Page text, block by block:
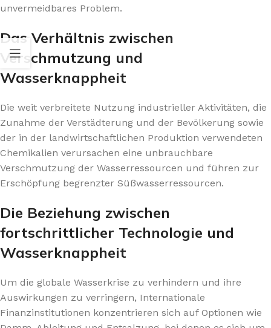
unvermeidbares Problem.
Das Verhältnis zwischen
Verschmutzung und
Wasserknappheit
Die weit verbreitete Nutzung industrieller Aktivitäten, die
Zunahme der Verstädterung und der Bevölkerung sowie
der in der landwirtschaftlichen Produktion verwendeten
Chemikalien verursachen eine unbrauchbare
Verschmutzung der Wasserressourcen und führen zur
Erschöpfung begrenzter Süßwasserressourcen.
Die Beziehung zwischen
fortschrittlicher Technologie und
Wasserknappheit
Um die globale Wasserkrise zu verhindern und ihre
Auswirkungen zu verringern, Internationale
Finanzinstitutionen konzentrieren sich auf Optionen wie